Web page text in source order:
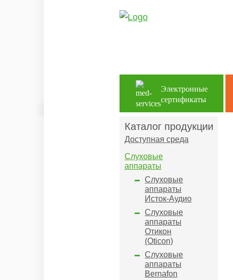
Каталог продукции
Доступная среда
Слуховые
аппараты
Слуховые
аппараты
Исток-Аудио
Слуховые
аппараты
Отикон
(Oticon)
Слуховые
аппараты
Bernafon
Электронные
сертификаты